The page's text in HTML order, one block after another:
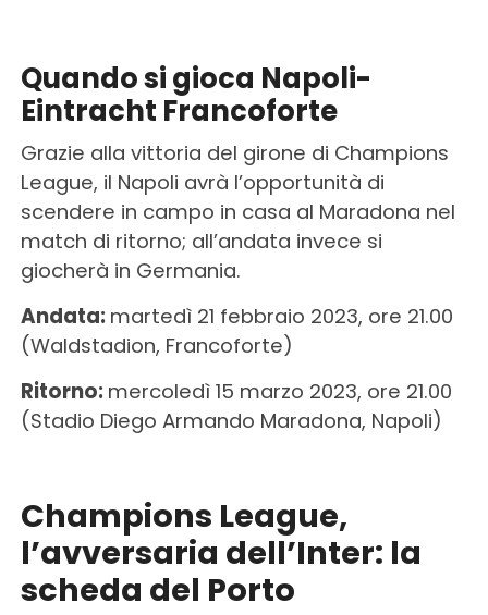
Quando si gioca Napoli-
Eintracht Francoforte
Grazie alla vittoria del girone di Champions
League, il Napoli avrà l’opportunità di
scendere in campo in casa al Maradona nel
match di ritorno; all’andata invece si
giocherà in Germania.
Andata: martedì 21 febbraio 2023, ore 21.00
(Waldstadion, Francoforte)
Ritorno: mercoledì 15 marzo 2023, ore 21.00
(Stadio Diego Armando Maradona, Napoli)
Champions League,
l’avversaria dell’Inter: la
scheda del Porto